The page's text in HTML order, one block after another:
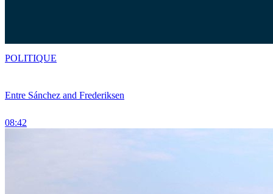
Entre Sánchez and Frederiksen
08:42
POLITIQUE